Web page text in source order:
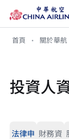
首頁 關於華航
投資人
法律申 財務資